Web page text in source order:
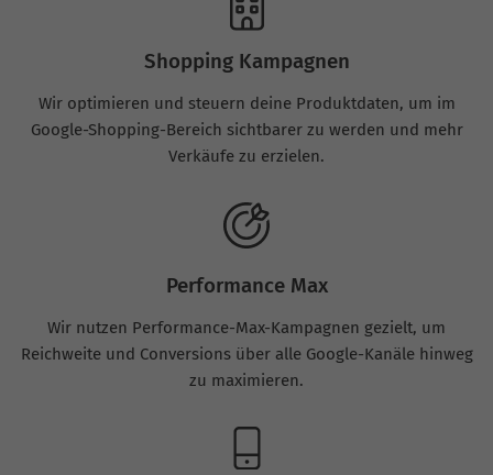
Shopping Kampagnen
Wir optimieren und steuern deine Produktdaten, um im
Google-Shopping-Bereich sichtbarer zu werden und mehr
Verkäufe zu erzielen.
Performance Max
Wir nutzen Performance-Max-Kampagnen gezielt, um
Reichweite und Conversions über alle Google-Kanäle hinweg
zu maximieren.